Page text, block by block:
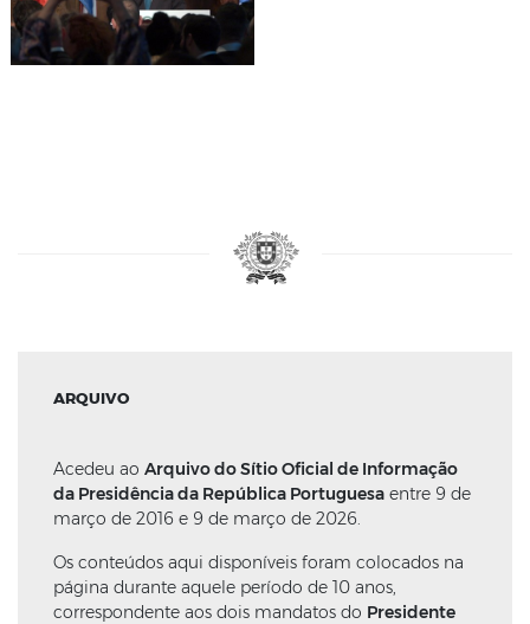
ARQUIVO
Acedeu ao Arquivo do Sítio Oficial de Informação
da Presidência da República Portuguesa entre 9 de
março de 2016 e 9 de março de 2026.
Os conteúdos aqui disponíveis foram colocados na
página durante aquele período de 10 anos,
correspondente aos dois mandatos do Presidente